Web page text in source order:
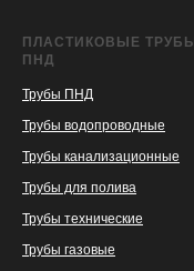
ПЛАСТИКОВЫЕ ТРУБЫ
ПНД
Трубы ПНД
Трубы водопроводные
Трубы канализационные
Трубы для полива
Трубы технические
Трубы газовые